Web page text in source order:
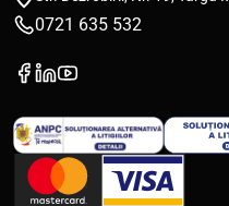
0721 635 532